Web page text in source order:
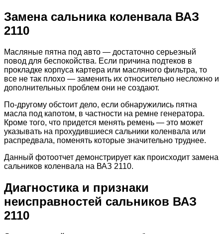
Замена сальника коленвала ВАЗ
2110
Масляные пятна под авто — достаточно серьезный
повод для беспокойства. Если причина подтеков в
прокладке корпуса картера или масляного фильтра, то
все не так плохо — заменить их относительно несложно и
дополнительных проблем они не создают.
По-другому обстоит дело, если обнаружились пятна
масла под капотом, в частности на ремне генератора.
Кроме того, что придется менять ремень — это может
указывать на прохудившиеся сальники коленвала или
распредвала, поменять которые значительно труднее.
Данный фотоотчет демонстрирует как происходит замена
сальников коленвала на ВАЗ 2110.
Диагностика и признаки
неисправностей сальников ВАЗ
2110